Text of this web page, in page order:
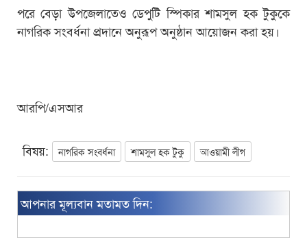
পরে বেড়া উপজেলাতেও ডেপুটি স্পিকার শামসুল হক টুকুকে
নাগরিক সংবর্ধনা প্রদানে অনুরূপ অনুষ্ঠান আয়োজন করা হয়।
আরপি/এসআর
বিষয়: নাগরিক সংবর্ধনা শামসুল হক টুকু আওয়ামী লীগ
আপনার মূল্যবান মতামত দিন: